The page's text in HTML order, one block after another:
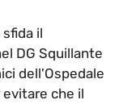
sfida il
DG Squillante
dell'Ospedale
evitare che il